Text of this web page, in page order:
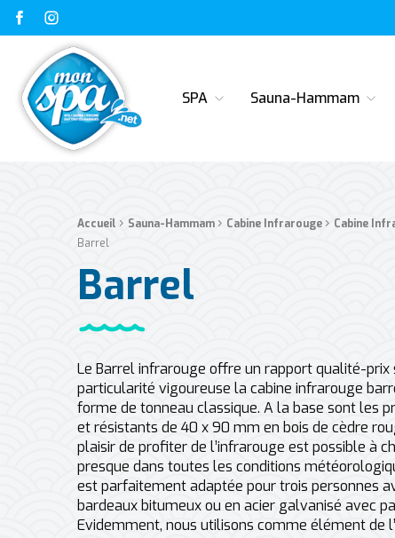
FACEBOOKINSTAGRAM
Mon Spa Spa sur-mesure, nage, bulle et boutique en ligne
SPA Sauna-Hammam
Fil d'Ariane :
Accueil › Sauna-Hammam › Cabine Infrarouge › Cabine
Barrel
Barrel
Le Barrel infrarouge offre un rapport qualité-prix
particularité vigoureuse la cabine infrarouge
forme de tonneau classique. A la base sont les
et résistants de 40 x 90 mm en bois de cèdre
plaisir de profiter de l’infrarouge est possible à
presque dans toutes les conditions
est parfaitement adaptée pour trois personnes
bardeaux bitumeux ou en acier galvanisé avec
Evidemment, nous utilisons comme élément de